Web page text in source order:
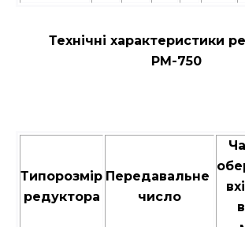
Технічні характеристики
РМ-750
Типорозмір
редуктора
Передавальне
число